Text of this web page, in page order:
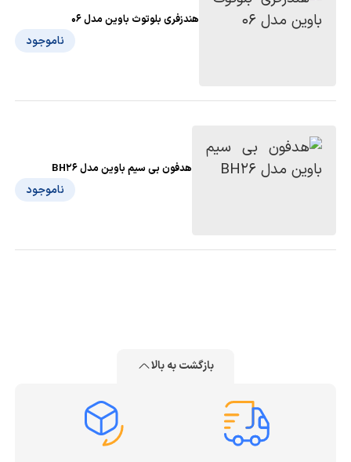
هندزفری بلوتوث باوین مدل 06
ناموجود
هدفون بی‌ سیم باوین مدل BH26
ناموجود
بازگشت به بالا